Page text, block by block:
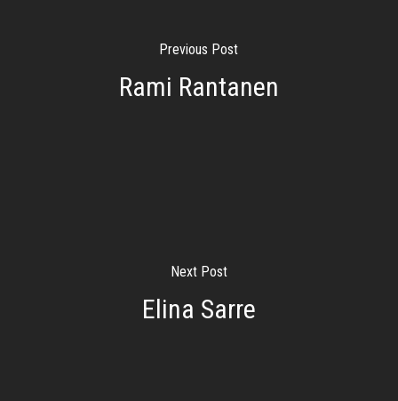
Previous Post
Rami Rantanen
Next Post
Elina Sarre